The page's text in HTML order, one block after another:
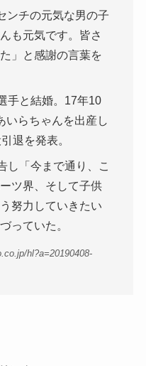
ンチの元気な男の子
も元気です。皆さ
」と感謝の言葉を
手と結婚。17年10
いらちゃんを出産し
退を発表。
し「今まで通り、こ
ツ界、そして子供
努力していきたい
っていた。
hl?a=20190408-